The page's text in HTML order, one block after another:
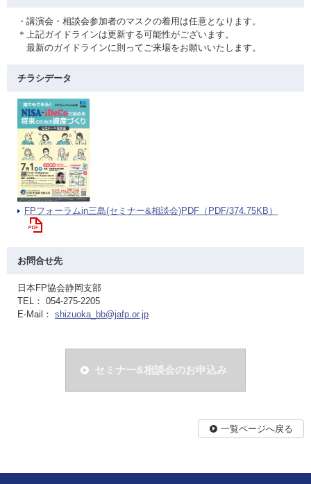
・講演会・相談会参加者のマスクの着用は任意となります。
＊上記ガイドラインは更新する可能性がございます。
最新のガイドラインに則ってご来場をお願いいたします。
チラシデータ
FPフォーラムin三島(セミナー&相談会)PDF（PDF/374.75KB）
お問合せ先
日本FP協会静岡支部
TEL： 054-275-2205
E-Mail： shizuoka_bb@jafp.or.jp
セミナー&相談会のお申込み
一覧ページへ戻る